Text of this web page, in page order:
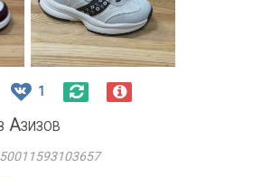
1
Азизов